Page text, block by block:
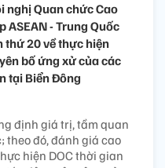
nghị Quan chức Cao
ASEAN - Trung Quốc
thứ 20 về thực hiện
bố ứng xử của các
tại Biển Đông
định giá trị, tầm quan
theo đó, đánh giá cao
hiện DOC thời gian